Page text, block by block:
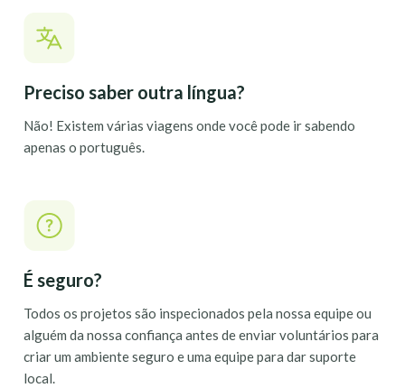
Preciso saber outra língua?
Não! Existem várias viagens onde você pode ir sabendo
apenas o português.
É seguro?
Todos os projetos são inspecionados pela nossa equipe ou
alguém da nossa confiança antes de enviar voluntários para
criar um ambiente seguro e uma equipe para dar suporte
local.